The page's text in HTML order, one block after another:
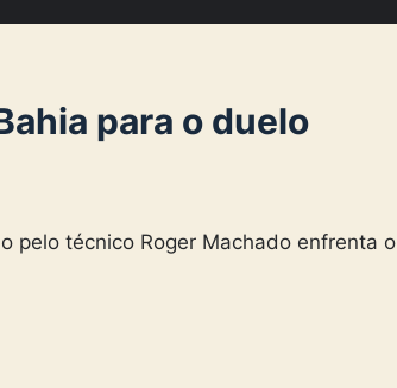
para o duelo
pelo técnico Roger Machado enfrenta o